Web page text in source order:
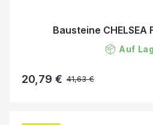
Bausteine CHELSEA
Auf
41,63 €
20,79 €